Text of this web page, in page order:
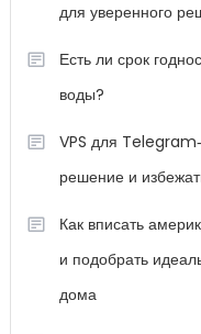
для уверенного
Есть ли срок
воды?
VPS для
решение и
Как вписать
и подобрать
дома